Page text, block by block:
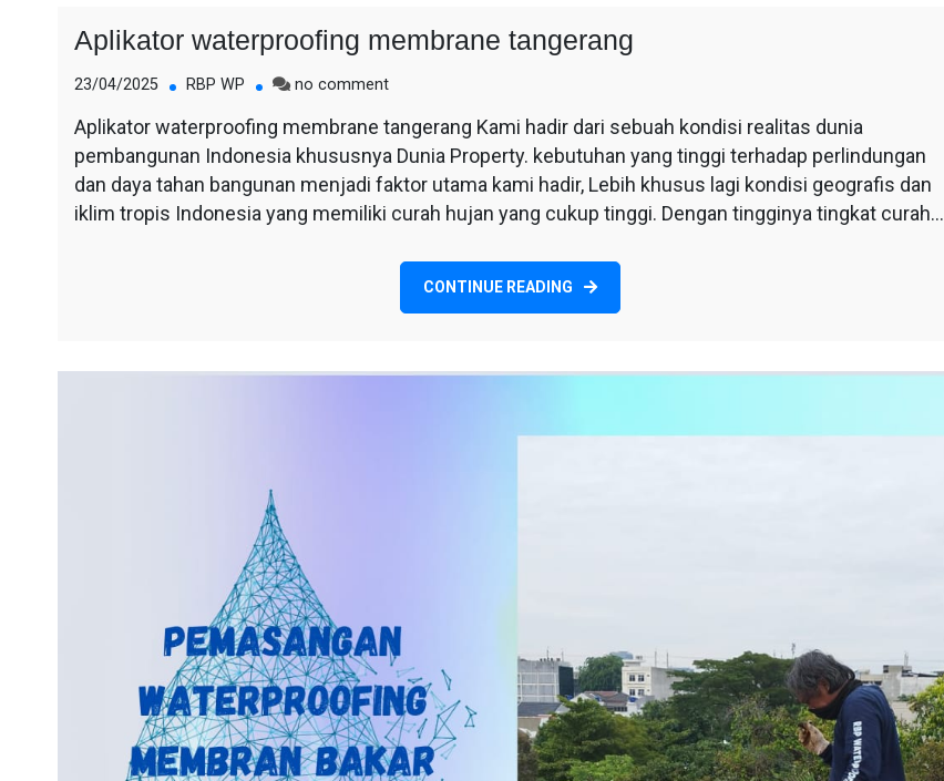
Aplikator waterproofing membrane tangerang
23/04/2025 RBP WP no commenton
waterproofing
membrane
tangerang
Aplikator waterproofing membrane tangerang Kami hadir dari sebuah kondisi realitas dunia
pembangunan Indonesia khususnya Dunia Property. kebutuhan yang tinggi terhadap perlindungan
dan daya tahan bangunan menjadi faktor utama kami hadir, Lebih khusus lagi kondisi geografis dan
iklim tropis Indonesia yang memiliki curah hujan yang cukup tinggi. Dengan tingginya tingkat curah…
CONTINUE READING